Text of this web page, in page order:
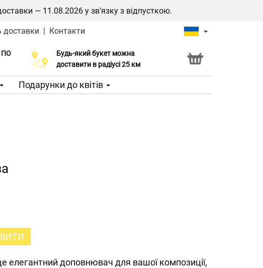
— 11.08.2026 у зв’язку з відпусткою.
доставки | Контакти
ПО
Будь-який букет можна
доставити в радіусі 25 км
Послуга Click & Collect
Подарунки до квітів
елегантний доповнювач для вашої композиції,